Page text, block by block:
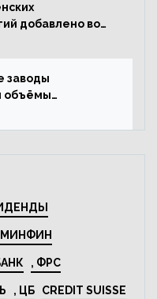
добавлено во
заводы
объёмы
на
МИНФИН
, ФРС
, ЦБ CREDIT SUISSE